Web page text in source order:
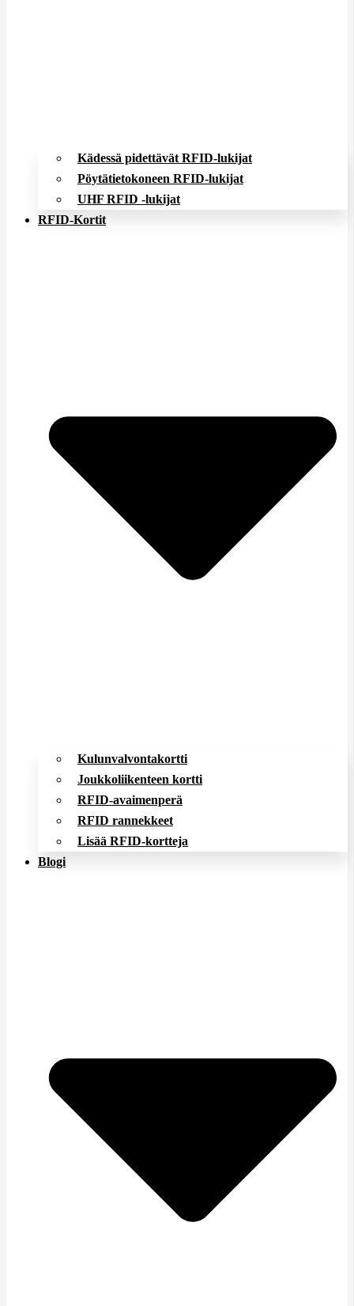
Kädessä pidettävät RFID-lukijat
Pöytätietokoneen RFID-lukijat
UHF RFID -lukijat
RFID-Kortit
Kulunvalvontakortti
Joukkoliikenteen kortti
RFID-avaimenperä
RFID rannekkeet
Lisää RFID-kortteja
Blogi